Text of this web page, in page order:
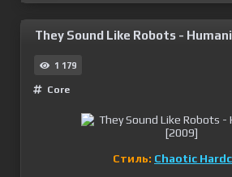
They Sound Like Robots -
1 179
Сore
Стиль: Chaotic